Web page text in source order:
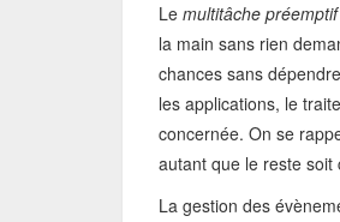
Le multitâche préemptif
la main sans rien
chances sans
les applications, le
concernée. On se
autant que le reste
La gestion des